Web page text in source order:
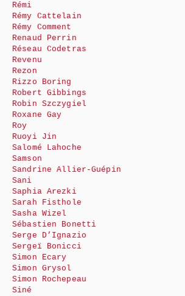
Rémi
Rémy Cattelain
Rémy Comment
Renaud Perrin
Réseau Codetras
Revenu
Rezon
Rizzo Boring
Robert Gibbings
Robin Szczygiel
Roxane Gay
Roy
Ruoyi Jin
Salomé Lahoche
Samson
Sandrine Allier-Guépin
Sani
Saphia Arezki
Sarah Fisthole
Sasha Wizel
Sébastien Bonetti
Serge D’Ignazio
Sergeï Bonicci
Simon Ecary
Simon Grysol
Simon Rochepeau
Siné